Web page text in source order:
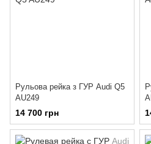
Рульова рейка з ГУР Audi Q5
AU249
14 700 грн